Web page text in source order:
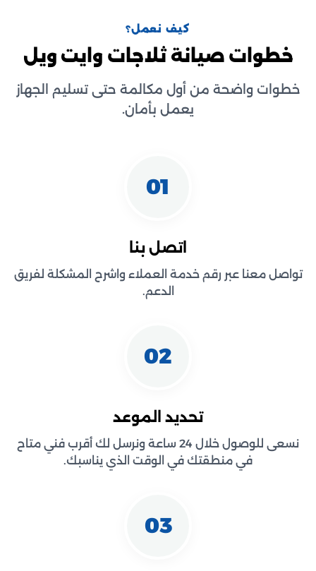
كيف نعمل؟
خطوات صيانة ثلاجات وايت ويل
خطوات واضحة من أول مكالمة حتى تسليم الجهاز
يعمل بأمان.
01
اتصل بنا
تواصل معنا عبر رقم خدمة العملاء واشرح المشكلة لفريق
الدعم.
02
تحديد الموعد
نسعى للوصول خلال 24 ساعة ونرسل لك أقرب فني متاح
في منطقتك في الوقت الذي يناسبك.
03